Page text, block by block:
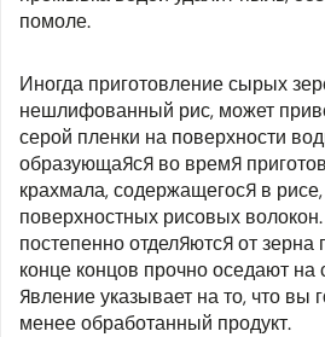
помоле.
Иногда приготовление сырых
нешлифованный рис, может
серой пленки на поверхности
образующаяся во время
крахмала, содержащегося в
поверхностных рисовых
постепенно отделяются от зерна
конце концов прочно оседают на
явление указывает на то, что вы
менее обработанный продукт.